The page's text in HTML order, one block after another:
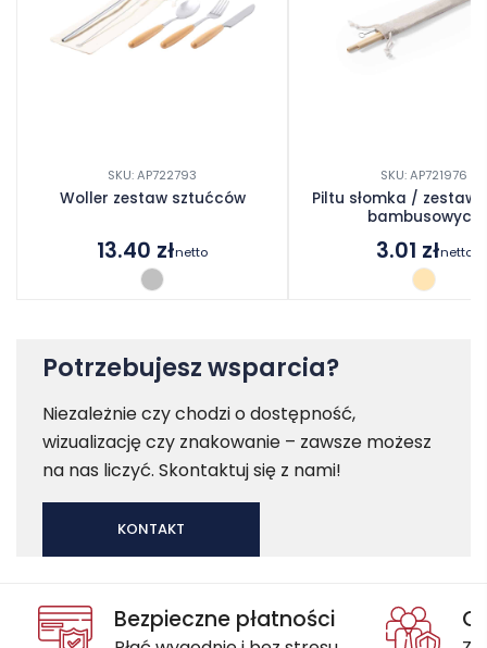
SKU: AP722793
Woller zestaw sztućców
13.40 złnetto
SKU: AP721976
Piltu słomka / zestaw
bambusowych
3.01 złnetto
Potrzebujesz wsparcia?
Niezależnie czy chodzi o dostępność,
wizualizację czy znakowanie – zawsze możesz
na nas liczyć. Skontaktuj się z nami!
KONTAKT
Bezpieczne płatności